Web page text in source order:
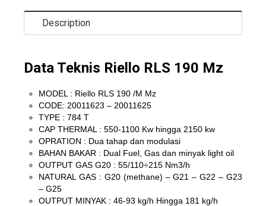
Description
Data Teknis Riello RLS 190 Mz
MODEL : Riello RLS 190 /M Mz
CODE: 20011623 – 20011625
TYPE : 784 T
CAP THERMAL : 550-1100 Kw hingga 2150 kw
OPRATION : Dua tahap dan modulasi
BAHAN BAKAR : Dual Fuel, Gas dan minyak light oil
OUTPUT GAS G20 : 55/110÷215 Nm3/h
NATURAL GAS : G20 (methane) – G21 – G22 – G23
– G25
OUTPUT MINYAK : 46-93 kg/h Hingga 181 kg/h